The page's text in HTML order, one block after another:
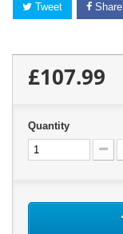
Tweet Share
£107.99
Quantity